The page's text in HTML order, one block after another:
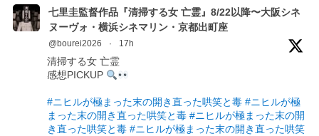
七里圭監督作品『清掃する女 亡霊』8/22以降〜大阪シネ
ヌーヴォ・横浜シネマリン・京都出町座
@bourei2026 · 17h
清掃する女 亡霊
感想PICKUP
#ニヒルが極まった末の開き直った哄笑と毒 #ニヒルが極
まった末の開き直った哄笑と毒 #ニヒルが極まった末の開
き直った哄笑と毒 #ニヒルが極まった末の開き直った哄笑